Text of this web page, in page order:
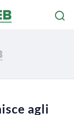
agli